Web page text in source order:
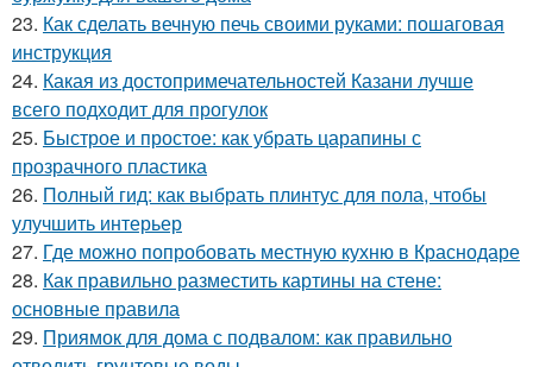
23. Как сделать вечную печь своими руками: пошаговая
инструкция
24. Какая из достопримечательностей Казани лучше
всего подходит для прогулок
25. Быстрое и простое: как убрать царапины с
прозрачного пластика
26. Полный гид: как выбрать плинтус для пола, чтобы
улучшить интерьер
27. Где можно попробовать местную кухню в Краснодаре
28. Как правильно разместить картины на стене:
основные правила
29. Приямок для дома с подвалом: как правильно